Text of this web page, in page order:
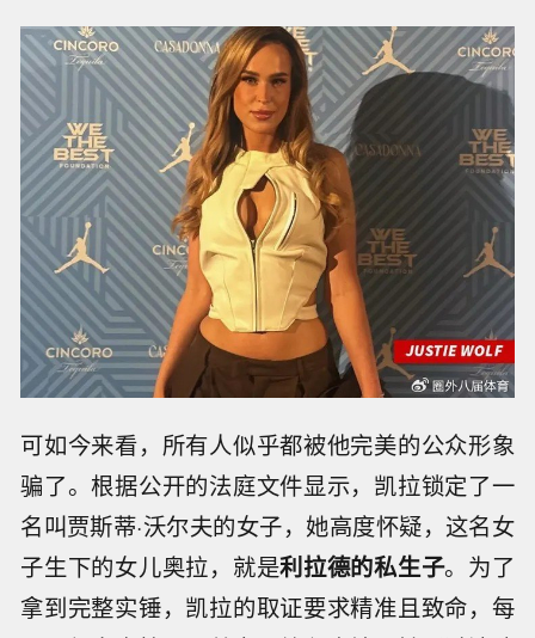
可如今来看，所有人似乎都被他完美的公众形象
骗了。根据公开的法庭文件显示，凯拉锁定了一
名叫贾斯蒂·沃尔夫的女子，她高度怀疑，这名女
子生下的女儿奥拉，就是利拉德的私生子。为了
拿到完整实锤，凯拉的取证要求精准且致命，每